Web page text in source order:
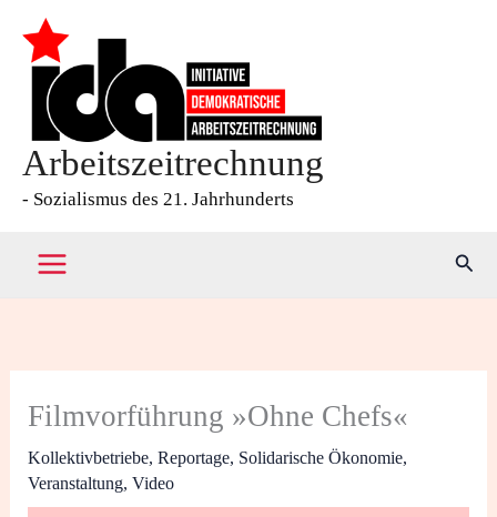
Inhalt
springen
Arbeitszeitrechnung
- Sozialismus des 21. Jahrhunderts
Filmvorführung »Ohne Chefs«
Kollektivbetriebe,Reportage, Solidarische Ökonomie,
Veranstaltung,Video